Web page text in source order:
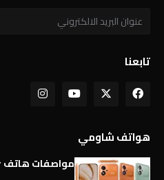
تابعنا
هواتف شاومي
مواصفات هاتف Xiaomi Poco M8 Power كاملة